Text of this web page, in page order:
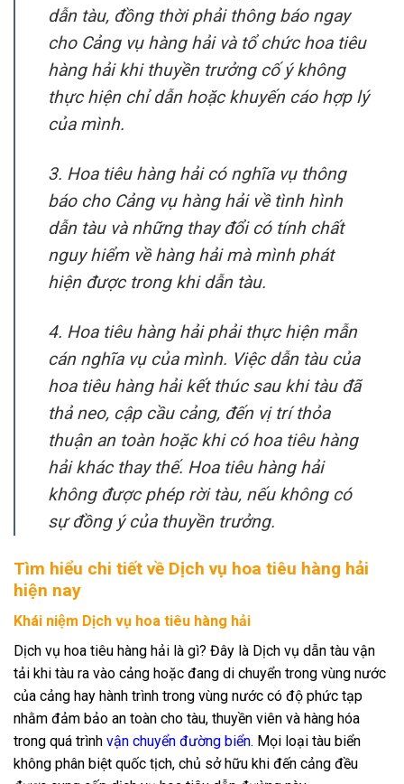
dẫn tàu, đồng thời phải thông báo ngay
cho Cảng vụ hàng hải và tổ chức hoa tiêu
hàng hải khi thuyền trưởng cố ý không
thực hiện chỉ dẫn hoặc khuyến cáo hợp lý
của mình.
3. Hoa tiêu hàng hải có nghĩa vụ thông
báo cho Cảng vụ hàng hải về tình hình
dẫn tàu và những thay đổi có tính chất
nguy hiểm về hàng hải mà mình phát
hiện được trong khi dẫn tàu.
4. Hoa tiêu hàng hải phải thực hiện mẫn
cán nghĩa vụ của mình. Việc dẫn tàu của
hoa tiêu hàng hải kết thúc sau khi tàu đã
thả neo, cập cầu cảng, đến vị trí thỏa
thuận an toàn hoặc khi có hoa tiêu hàng
hải khác thay thế. Hoa tiêu hàng hải
không được phép rời tàu, nếu không có
sự đồng ý của thuyền trưởng.
Tìm hiểu chi tiết về Dịch vụ hoa tiêu hàng hải
hiện nay
Khái niệm Dịch vụ hoa tiêu hàng hải
Dịch vụ hoa tiêu hàng hải là gì? Đây là Dịch vụ dẫn tàu vận
tải khi tàu ra vào cảng hoặc đang di chuyển trong vùng nước
của cảng hay hành trình trong vùng nước có độ phức tạp
nhằm đảm bảo an toàn cho tàu, thuyền viên và hàng hóa
trong quá trình vận chuyển đường biển. Mọi loại tàu biển
không phân biệt quốc tịch, chủ sở hữu khi đến cảng đều